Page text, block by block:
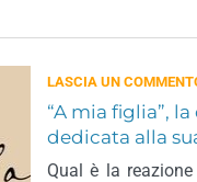
LASCIA UN
“A mia figlia”,
dedicata alla
Qual è la